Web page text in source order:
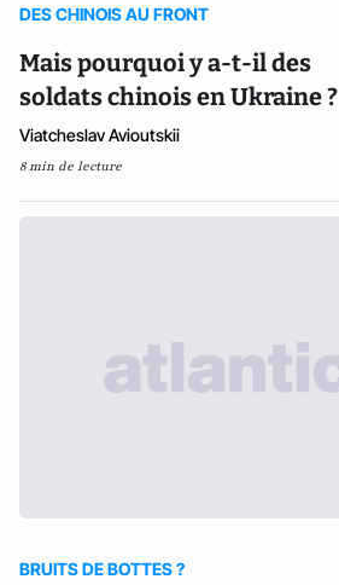
DES CHINOIS AU FRONT
Mais pourquoi y a-t-il des
soldats chinois en Ukraine ?
Viatcheslav Avioutskii
8 min de lecture
BRUITS DE BOTTES ?